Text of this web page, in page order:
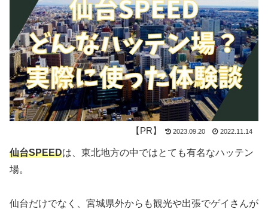
2023.09.20 2022.11.14
仙台SPEEDは、東北地方の中ではとても有名なハッテン
場。
仙台だけでなく、宮城県外からも観光や出張でゲイさんが